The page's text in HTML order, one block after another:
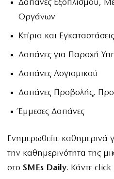
Δαπάνες Εξοπλισμού,
Οργάνων
Κτίρια και
Δαπάνες για Παροχή
Δαπάνες Λογισμικού
Δαπάνες Προβολής,
Έμμεσες Δαπάνες
Ενημερωθείτε
την καθημερινότητα της
στο SMEs Daily. Κάντε click